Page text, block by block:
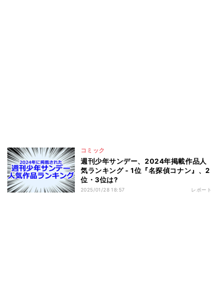
コミック
週刊少年サンデー、2024年掲載作品人
気ランキング - 1位『名探偵コナン』、2
位・3位は?
2025/01/28 18:57 レポート